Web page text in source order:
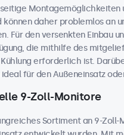
können daher problemlos an
Für den versenkten Einbau
die mithilfe des
Kühlung erforderlich ist.
für den Außeneinsatz
9-Zoll-Monitore
Sortiment an 9-Zoll-